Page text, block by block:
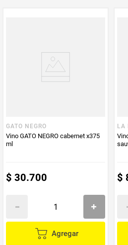
Producto (kg)
GATO NEGRO
Vino GATO NEGRO cabernet x375
ml
$ 30.700
Agregar
LA
$